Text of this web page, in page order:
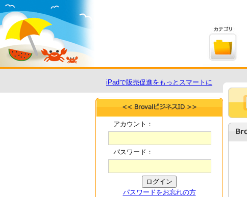
iPadで販売促進をもっとスマートに
アカウント：
パスワード：
パスワードをお忘れの方